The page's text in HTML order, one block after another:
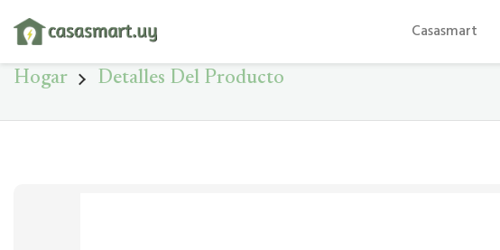
Casasmart
Hogar Detalles Del Producto